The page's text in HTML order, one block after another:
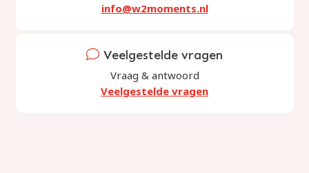
info@w2moments.nl
Veelgestelde vragen
Vraag & antwoord
Veelgestelde vragen